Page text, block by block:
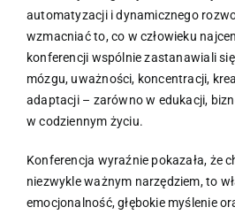
automatyzacji i dynamicznego
wzmacniać to, co w człowieku
konferencji wspólnie zastanawiali
mózgu, uważności, koncentracji,
adaptacji – zarówno w edukacji,
w codziennym życiu.
Konferencja wyraźnie pokazała, że
niezwykle ważnym narzędziem, to
emocjonalność, głębokie myślenie